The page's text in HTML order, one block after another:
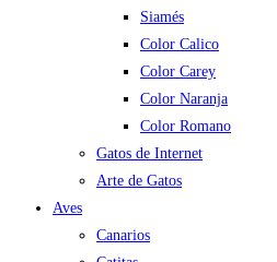
Siamés
Color Calico
Color Carey
Color Naranja
Color Romano
Gatos de Internet
Arte de Gatos
Aves
Canarios